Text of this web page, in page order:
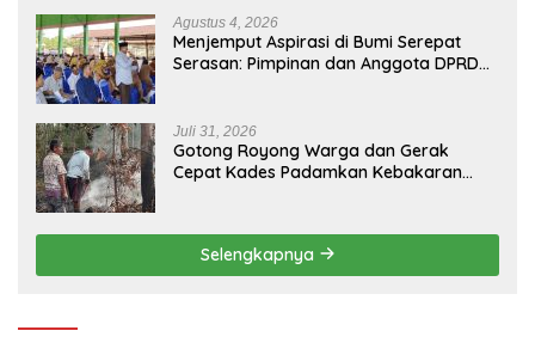
Agustus 4, 2026
Menjemput Aspirasi di Bumi Serepat
Serasan: Pimpinan dan Anggota DPRD
2026
Juli 31, 2026
Gotong Royong Warga dan Gerak
Cepat Kades Padamkan Kebakaran
Selengkapnya